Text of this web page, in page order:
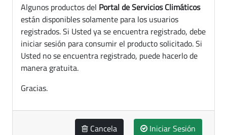
Algunos productos del Portal de Servicios Climáticos
están disponibles solamente para los usuarios
registrados. Si Usted ya se encuentra registrado, debe
iniciar sesión para consumir el producto solicitado. Si
Usted no se encuentra registrado, puede hacerlo de
manera gratuita.
Gracias.
Cancela Iniciar Sesión